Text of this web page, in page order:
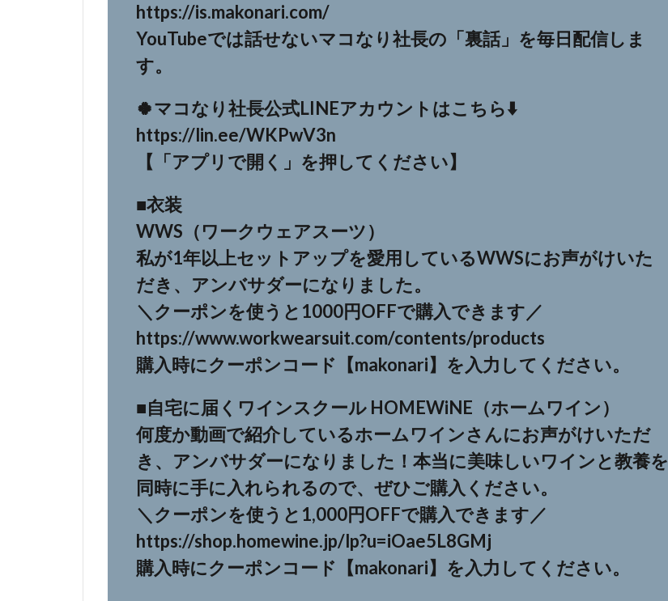
https://is.makonari.com/
YouTubeでは話せないマコなり社長の「裏話」を毎日配信しま
す。
🍀マコなり社長公式LINEアカウントはこちら⬇️
https://lin.ee/WKPwV3n
【「アプリで開く」を押してください】
■衣装
WWS（ワークウェアスーツ）
私が1年以上セットアップを愛用しているWWSにお声がけいた
だき、アンバサダーになりました。
＼クーポンを使うと1000円OFFで購入できます／
https://www.workwearsuit.com/contents/products
購入時にクーポンコード【makonari】を入力してください。
■自宅に届くワインスクール HOMEWiNE（ホームワイン）
何度か動画で紹介しているホームワインさんにお声がけいただ
き、アンバサダーになりました！本当に美味しいワインと教養を
同時に手に入れられるので、ぜひご購入ください。
＼クーポンを使うと1,000円OFFで購入できます／
https://shop.homewine.jp/lp?u=iOae5L8GMj
購入時にクーポンコード【makonari】を入力してください。